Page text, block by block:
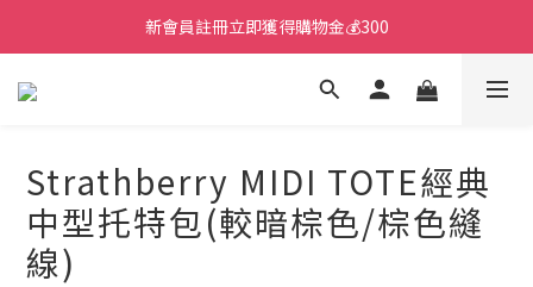
新會員註冊立即獲得購物金💰300
Strathberry MIDI TOTE經典
中型托特包(較暗棕色/棕色縫
線)